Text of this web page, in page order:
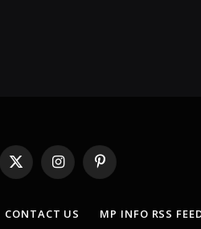
X
(Twitter)
InstagramPinterest
CONTACT US MP INFO RSS